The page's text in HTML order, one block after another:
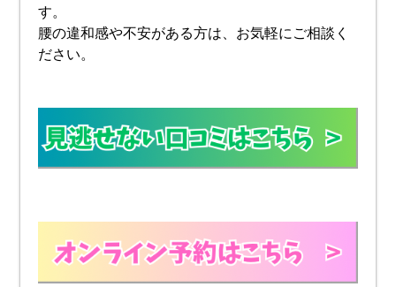
す。
腰の違和感や不安がある方は、お気軽にご相談く
ださい。